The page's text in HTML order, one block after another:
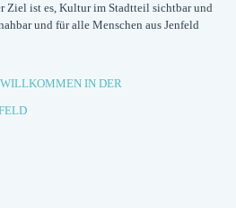
Ziel ist es, Kultur im Stadtteil sichtbar und
und für alle Menschen aus Jenfeld
IN DER